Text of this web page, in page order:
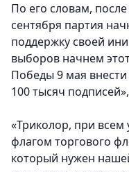
По его словам,
сентября партия
поддержку своей
выборов начнем
Победы 9 мая внести
100 тысяч
«Триколор, при всем
флагом торгового
который нужен